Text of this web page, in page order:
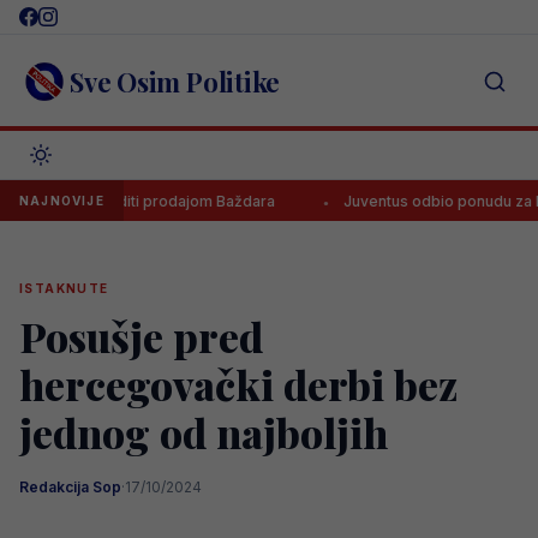
Skip
content Sve Osim Politike
NAJNOVIJE
zaraditi prodajom Baždara Juventus odbio ponudu za
ISTAKNUTE
Posušje pred
hercegovački derbi bez
jednog od najboljih
Redakcija Sop·17/10/2024